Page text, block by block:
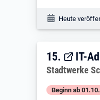
Heute
15.
15. IT-
Arbeitgeber:
Stadtwerke
Beginn ab